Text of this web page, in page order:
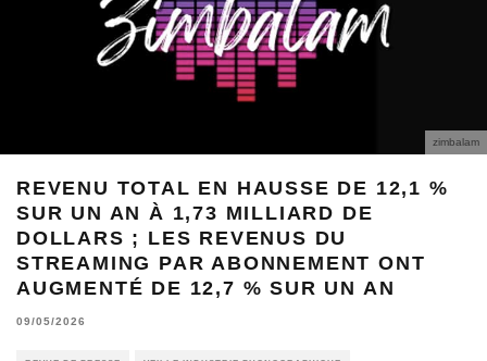
zimbalam
REVENU TOTAL EN HAUSSE DE 12,1 %
SUR UN AN À 1,73 MILLIARD DE
DOLLARS ; LES REVENUS DU
STREAMING PAR ABONNEMENT ONT
AUGMENTÉ DE 12,7 % SUR UN AN
09/05/2026